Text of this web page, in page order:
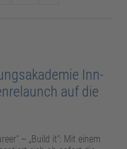
Inn-
auf die
– „Build it“: Mit einem